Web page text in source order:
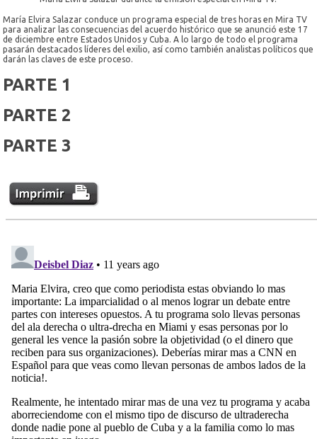
María Elvira Salazar conduce un programa especial de tres horas en Mira TV
para analizar las consecuencias del acuerdo histórico que se anunció este 17
de diciembre entre Estados Unidos y Cuba. A lo largo de todo el programa
pasarán destacados líderes del exilio, así como también analistas políticos que
darán las claves de este proceso.
PARTE 1
PARTE 2
PARTE 3